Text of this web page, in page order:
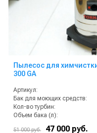
Пылесос для
300 GA
Артикул:
Бак для моющих средств:
Кол-во турбин:
Объем бака (л):
51 000 руб. 47 000 руб.